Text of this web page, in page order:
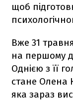
щоб
Вже 31
на першому
Однією з її
стане Олена
яка зараз